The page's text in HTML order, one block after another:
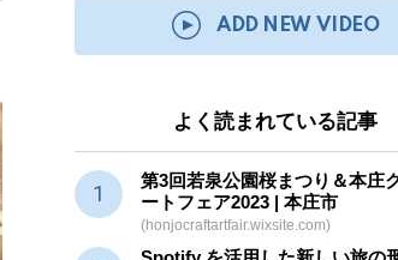
ADD NEW VIDEO
よく読まれている記事
第3回若泉公園桜まつり＆本庄
ートフェア2023 | 本庄市
(honjocraftartfair.wixsite.com)